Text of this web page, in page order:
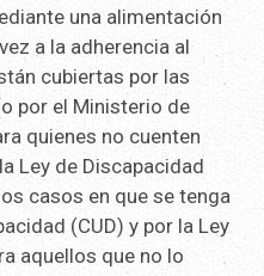
una alimentación
a la adherencia al
cubiertas por las
por el Ministerio de
quienes no cuenten
Ley de Discapacidad
casos en que se tenga
(CUD) y por la Ley
aquellos que no lo